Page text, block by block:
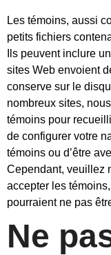
Les témoins, aussi
petits fichiers
Ils peuvent inclure
sites Web envoient
conserve sur le
nombreux sites,
témoins pour
de configurer votre
témoins ou d’être
Cependant, veuillez
accepter les
pourraient ne pas
Ne